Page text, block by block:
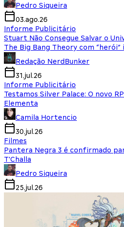
Pedro Siqueira
03.ago.26
Informe Publicitário
Stuart Não Consegue Salvar o
The Big Bang Theory com “herói”
Redação NerdBunker
31.jul.26
Informe Publicitário
Testamos Silver Palace: O novo
Elementa
Camila Hortencio
30.jul.26
Filmes
Pantera Negra 3 é confirmado
T'Challa
Pedro Siqueira
25.jul.26